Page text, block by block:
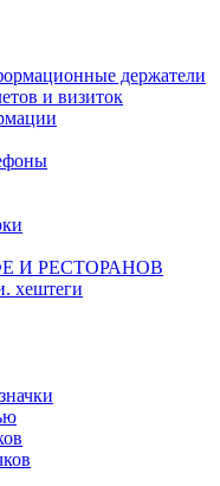
держатели
и визиток
И РЕСТОРАНОВ